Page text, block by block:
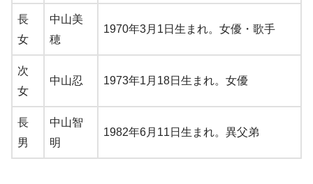
長
女
中山美
穂
1970年3月1日生まれ。女優・歌手
次
女
中山忍 1973年1月18日生まれ。女優
長
男
中山智
明
1982年6月11日生まれ。異父弟